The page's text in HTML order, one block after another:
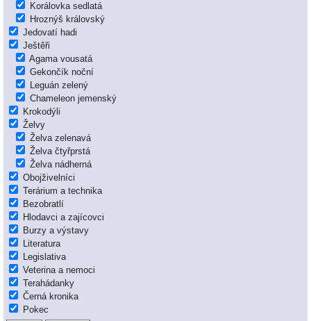
Korálovka sedlatá
Hroznýš královský
Jedovatí hadi
Ještěři
Agama vousatá
Gekončík noční
Leguán zelený
Chameleon jemenský
Krokodýli
Želvy
Želva zelenavá
Želva čtyřprstá
Želva nádherná
Obojživelníci
Terárium a technika
Bezobratlí
Hlodavci a zajícovci
Burzy a výstavy
Literatura
Legislativa
Veterina a nemoci
Terahádanky
Černá kronika
Pokec